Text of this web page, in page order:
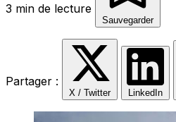
3 min de lecture
Sauvegarder
Partager :
X / Twitter LinkedIn